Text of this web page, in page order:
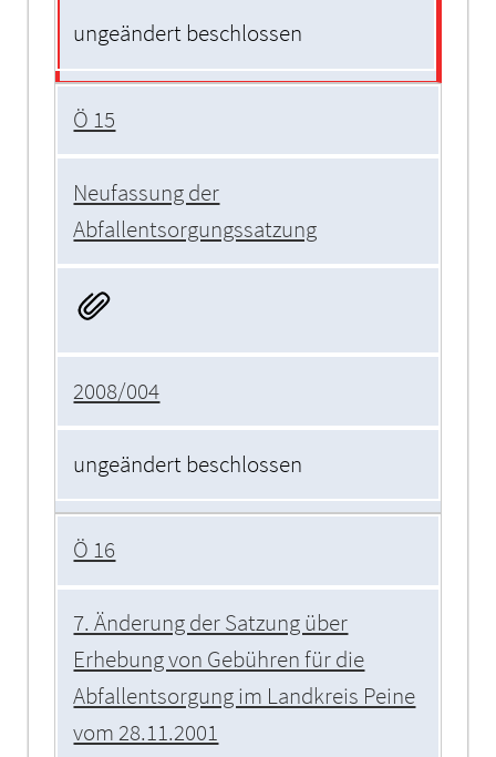
ungeändert beschlossen
Ö 15
Neufassung der
Abfallentsorgungssatzung
2008/004
ungeändert beschlossen
Ö 16
7. Änderung der Satzung über
Erhebung von Gebühren für die
Abfallentsorgung im Landkreis Peine
vom 28.11.2001